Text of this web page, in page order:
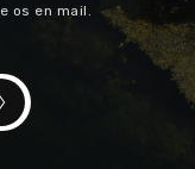
os en mail.